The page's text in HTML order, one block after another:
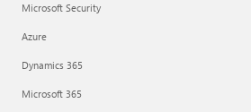
Microsoft Security
Azure
Dynamics 365
Microsoft 365